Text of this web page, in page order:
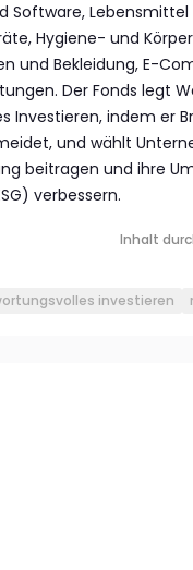
Software, Lebensmittel
Hygiene- und
und Bekleidung, E-
Der Fonds legt
Investieren, indem er
und wählt
beitragen und ihre
verbessern.
Inhalt
investieren